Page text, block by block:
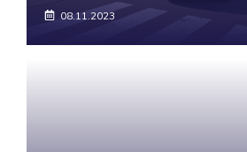
08.11.2023